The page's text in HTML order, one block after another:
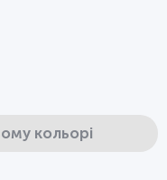
кольорі